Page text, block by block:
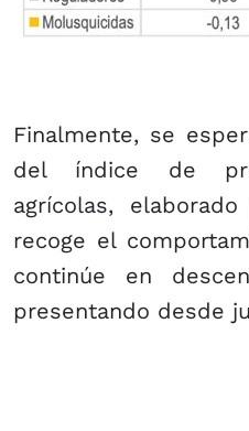
Finalmente, se
del índice de
agrícolas,
recoge el
continúe en
presentando desde